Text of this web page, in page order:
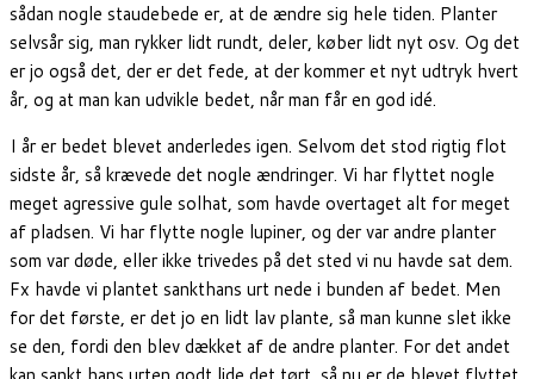
sådan nogle staudebede er, at de ændre sig hele tiden. Planter
selvsår sig, man rykker lidt rundt, deler, køber lidt nyt osv. Og det
er jo også det, der er det fede, at der kommer et nyt udtryk hvert
år, og at man kan udvikle bedet, når man får en god idé.
I år er bedet blevet anderledes igen. Selvom det stod rigtig flot
sidste år, så krævede det nogle ændringer. Vi har flyttet nogle
meget agressive gule solhat, som havde overtaget alt for meget
af pladsen. Vi har flytte nogle lupiner, og der var andre planter
som var døde, eller ikke trivedes på det sted vi nu havde sat dem.
Fx havde vi plantet sankthans urt nede i bunden af bedet. Men
for det første, er det jo en lidt lav plante, så man kunne slet ikke
se den, fordi den blev dækket af de andre planter. For det andet